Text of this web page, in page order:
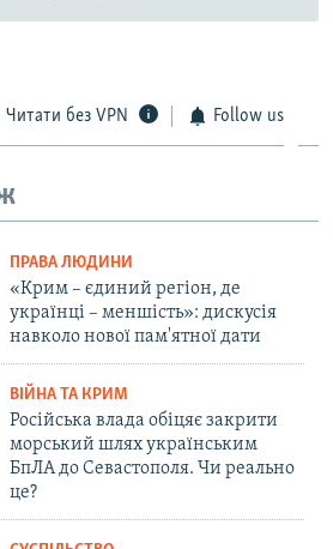
Читати без VPN Follow us
ПРАВА ЛЮДИНИ
«Крим – єдиний регіон, де
українці – меншість»: дискусія
навколо нової пам'ятної дати
ВІЙНА ТА КРИМ
Російська влада обіцяє закрити
морський шлях українським
БпЛА до Севастополя. Чи реально
це?